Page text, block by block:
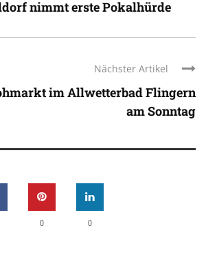
nimmt erste Pokalhürde
Nächster Artikel
im Allwetterbad Flingern
am Sonntag
0 0